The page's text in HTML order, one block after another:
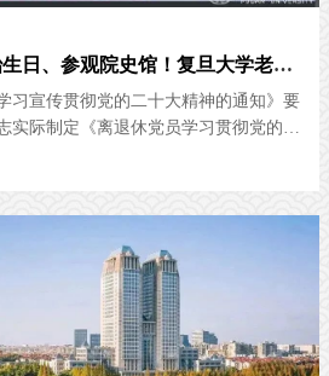
参加线上培训、过政治生日、参观院史馆！复旦大学老同志持续深入学习贯彻党的二十大精神
习宣传贯彻党的二十大精神的通知》要
实际制定《离退休党员学习贯彻党的二